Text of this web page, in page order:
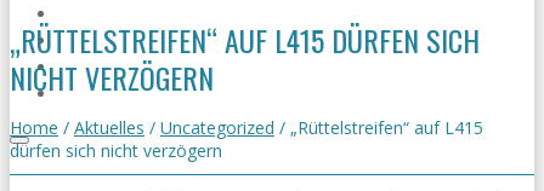
Viel erreicht
Viel zu tun
Kontakt
„RÜTTELSTREIFEN“ AUF L415 DÜRFEN SICH
NICHT VERZÖGERN
Home / Aktuelles / Uncategorized / „Rüttelstreifen“ auf L415
dürfen sich nicht verzögern